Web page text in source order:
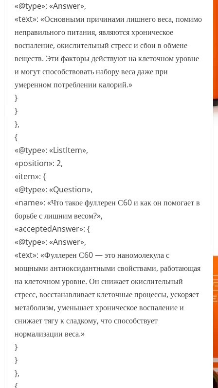
«@type»: «Answer»,
«text»: «Основными причинами лишнего веса, помимо
неправильного питания, являются хроническое
воспаление, окислительный стресс и сбои в обмене
веществ. Эти факторы действуют на клеточном уровне
и могут способствовать набору веса даже при
умеренном потреблении калорий.»
}
}
},
{
«@type»: «ListItem»,
«position»: 2,
«item»: {
«@type»: «Question»,
«name»: «Что такое фуллерен С60 и как он помогает в
борьбе с лишним весом?»,
«acceptedAnswer»: {
«@type»: «Answer»,
«text»: «Фуллерен С60 — это наномолекула с
мощными антиоксидантными свойствами, работающая
на клеточном уровне. Он снижает окислительный
стресс, восстанавливает клеточные процессы, ускоряет
метаболизм, уменьшает хроническое воспаление и
снижает тягу к сладкому, что способствует
нормализации веса.»
}
}
},